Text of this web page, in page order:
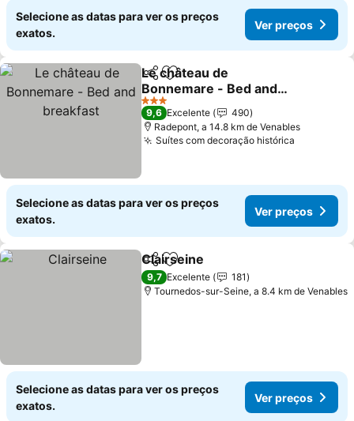
Selecione as datas para ver os preços
exatos.
Ver preços
PartilharAdicionar aos favoritos
Le château de
Bonnemare - Bed and
breakfast
3 Estrelas
9,6 Excelente
490
Radepont, a 14.8 km de Venables
Suítes com decoração histórica
Selecione as datas para ver os preços
exatos.
Ver preços
PartilharAdicionar aos favoritos
Clairseine
9,7 Excelente
181
Tournedos-sur-Seine, a 8.4 km de Venables
Selecione as datas para ver os preços
exatos.
Ver preços